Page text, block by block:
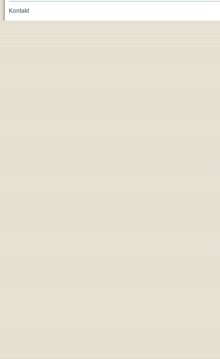
Kontakt